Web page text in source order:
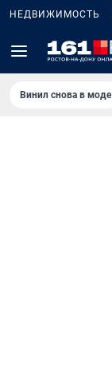
НЕДВИЖИМОСТЬ
Винил снова в моде